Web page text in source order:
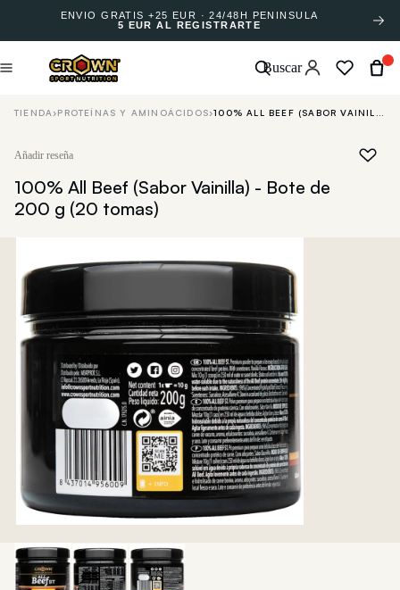
ENVÍO GRATIS +25 EUR · 24/48H PENÍNSULA
5 EUR AL REGISTRARTE
Buscar
TIENDA ›PROTEÍNAS Y AMINOÁCIDOS›
Añadir reseña
100% All Beef (Sabor Vainilla) - Bote de
200 g (20 tomas)